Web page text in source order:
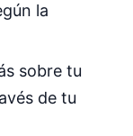
la
sobre tu
de tu